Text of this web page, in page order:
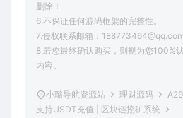
删除！
6.不保证任何源码框架的完整性。
7.侵权联系邮箱：
8.若您最终确认购买，则视为您100%
内容。
小璐导航资源站 理财源码
支持USDT充值 | 区块链挖矿系统